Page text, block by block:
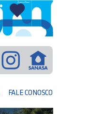
FALE CONOSCO